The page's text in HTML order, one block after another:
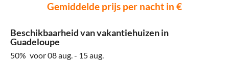
Gemiddelde prijs per nacht in €
Beschikbaarheid van vakantiehuizen in
Guadeloupe
50% voor 08 aug. - 15 aug.